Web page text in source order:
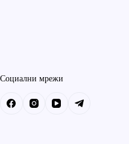
Социални мрежи